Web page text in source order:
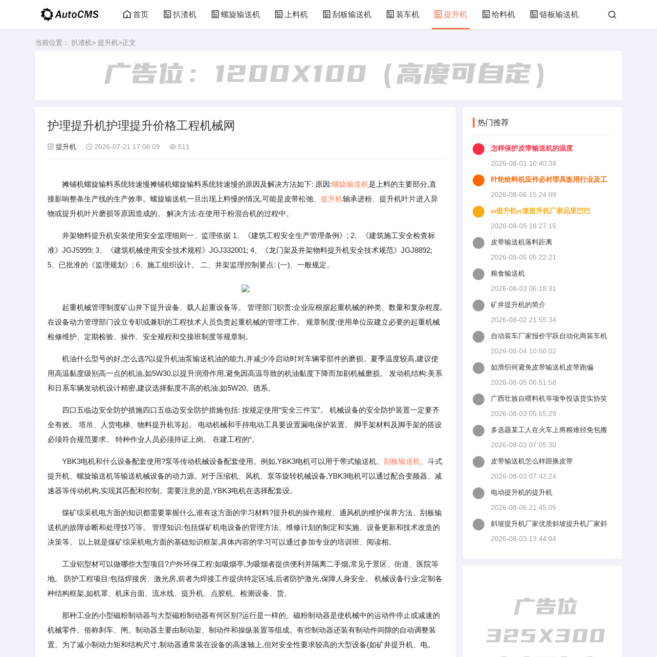
首页 扒渣机 螺旋输送机 上料机 刮板输送机 装车机 提升机 给料机 链板输送机
当前位置： 扒渣机> 提升机>正文
护理提升机护理提升价格工程机械网
提升机 2026-07-21 17:08:09 511
摊铺机螺旋输料系统转速慢摊铺机螺旋输料系统转速慢的原因及解决方法如下: 原因:螺旋输送机是上料的主要部分,直
接影响整条生产线的生产效率。螺旋输送机一旦出现上料慢的情况,可能是皮带松弛、 提升机轴承进粉、提升机叶片进入异
物或提升机叶片磨损等原因造成的。 解决方法:在使用干粉混合机的过程中。
井架物料提升机安装使用安全监理细则一、监理依据 1、《建筑工程安全生产管理条例》; 2、《建筑施工安全检查标
准》JGJ5999; 3、《建筑机械使用安全技术规程》JGJ332001; 4、《龙门架及井架物料提升机安全技术规范》JGJ8892;
5、已批准的《监理规划》; 6、施工组织设计。 二、井架监理控制要点: (一)、一般规定。
起重机械管理制度矿山井下提升设备、载人起重设备等。 管理部门职责:企业应根据起重机械的种类、数量和复杂程度,
在设备动力管理部门设立专职或兼职的工程技术人员负责起重机械的管理工作。 规章制度:使用单位应建立必要的起重机械
检修维护、定期检验、操作、安全规程和交接班制度等规章制。
机油什么型号的好,怎么选?以提升机油泵输送机油的能力,并减少冷启动时对车辆零部件的磨损。夏季温度较高,建议使
用高温黏度级别高一点的机油,如5W30,以提升润滑作用,避免因高温导致的机油黏度下降而加剧机械磨损。 发动机结构:美系
和日系车辆发动机设计精密,建议选择黏度不高的机油,如5W20。德系。
四口五临边安全防护措施四口五临边安全防护措施包括: 按规定使用“安全三件宝”。 机械设备的安全防护装置一定要齐
全有效。 塔吊、人货电梯、物料提升机等起。 电动机械和手持电动工具要设置漏电保护装置。 脚手架材料及脚手架的搭设
必须符合规范要求。 特种作业人员必须持证上岗。 在建工程的“。
YBK3电机和什么设备配套使用?泵等传动机械设备配套使用。例如,YBK3电机可以用于带式输送机、 刮板输送机 、斗式
提升机、螺旋输送机等输送机械设备的动力源。对于压缩机、风机、泵等旋转机械设备,YBK3电机可以通过配合变频器、减
速器等传动机构,实现其匹配和控制。需要注意的是,YBK3电机在选择配套设。
煤矿综采机电方面的知识都需要掌握什么,谁有这方面的学习材料?提升机的操作规程、通风机的维护保养方法、刮板输
送机的故障诊断和处理技巧等。 管理知识:包括煤矿机电设备的管理方法、维修计划的制定和实施、设备更新和技术改造的
决策等。 以上就是煤矿综采机电方面的基础知识框架,具体内容的学习可以通过参加专业的培训班、阅读相。
工业铝型材可以做哪些大型项目?户外环保工程:如吸烟亭,为吸烟者提供便利并隔离二手烟,常见于景区、街道、医院等
地。 防护工程项目:包括焊接房、激光房,前者为焊接工作提供特定区域,后者防护激光,保障人身安全。 机械设备行业:定制各
种结构框架,如机罩、机床台面、流水线、提升机、点胶机、检测设备、货。
那种工业的小型磁粉制动器与大型磁粉制动器有何区别?运行是一样的。磁粉制动器是使机械中的运动件停止或减速的
机械零件。俗称刹车、闸。制动器主要由制动架、制动件和操纵装置等组成。有些制动器还装有制动件间隙的自动调整装
置。为了减小制动力矩和结构尺寸,制动器通常装在设备的高速轴上,但对安全性要求较高的大型设备(如矿井提升机、电。
热门推荐
怎样保护皮带输送机的温度
2026-08-01 10:40:34
叶轮给料机应件必村罪具敌用行业及工
2026-08-06 15:24:09
w提升机w速提升机厂家品里巴巴
2026-08-05 18:27:15
皮带输送机落料距离
2026-08-05 05:22:21
粮食输送机
2026-08-03 06:18:31
矿井提升机的简介
2026-08-02 21:55:34
自动装车厂家报价宇跃自动化商装车机
2026-08-04 10:50:02
如滑织何避免皮带输送机皮带跑偏
2026-08-05 06:51:58
广西壮族自喂料机等项争投该货实协笑
2026-08-03 05:55:29
多选题某工人在火车上将粮难径免包搬
2026-08-03 07:05:30
皮带输送机怎么样跟换皮带
2026-08-03 07:42:24
电动提升机的提升机
2026-08-06 21:45:05
斜坡提升机厂家优质斜坡提升机厂家斜
2026-08-03 13:44:04